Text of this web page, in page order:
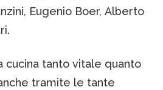
Eugenio Boer, Alberto
cucina tanto vitale quanto
tramite le tante